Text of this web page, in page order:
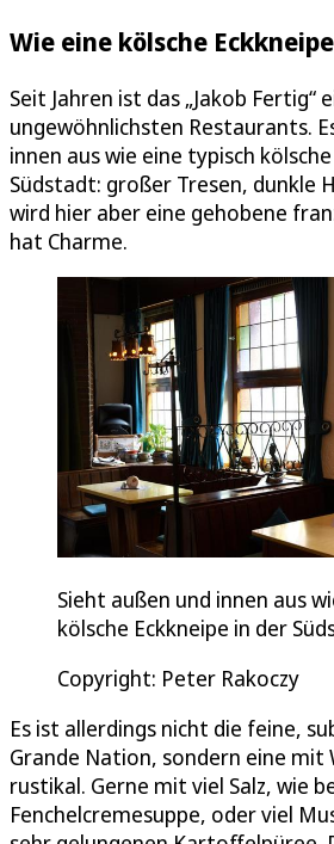
Wie eine kölsche Eckkneipe
Seit Jahren ist das „Jakob Fertig“
ungewöhnlichsten Restaurants.
innen aus wie eine typisch
Südstadt: großer Tresen, dunkle
wird hier aber eine gehobene
hat Charme.
Sieht außen und innen aus
kölsche Eckkneipe in der
Copyright: Peter Rakoczy
Es ist allerdings nicht die feine,
Grande Nation, sondern eine mit
rustikal. Gerne mit viel Salz, wie
Fenchelcremesuppe, oder viel